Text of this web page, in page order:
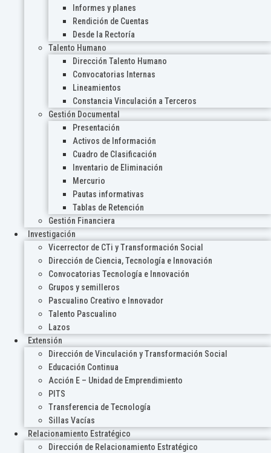
Informes y planes
Rendición de Cuentas
Desde la Rectoría
Talento Humano
Dirección Talento Humano
Convocatorias Internas
Lineamientos
Constancia Vinculación a Terceros
Gestión Documental
Presentación
Activos de Información
Cuadro de Clasificación
Inventario de Eliminación
Mercurio
Pautas informativas
Tablas de Retención
Gestión Financiera
Investigación
Vicerrector de CTi y Transformación Social
Dirección de Ciencia, Tecnología e Innovación
Convocatorias Tecnología e Innovación
Grupos y semilleros
Pascualino Creativo e Innovador
Talento Pascualino
Lazos
Extensión
Dirección de Vinculación y Transformación Social
Educación Continua
Acción E – Unidad de Emprendimiento
PITS
Transferencia de Tecnología
Sillas Vacías
Relacionamiento Estratégico
Dirección de Relacionamiento Estratégico